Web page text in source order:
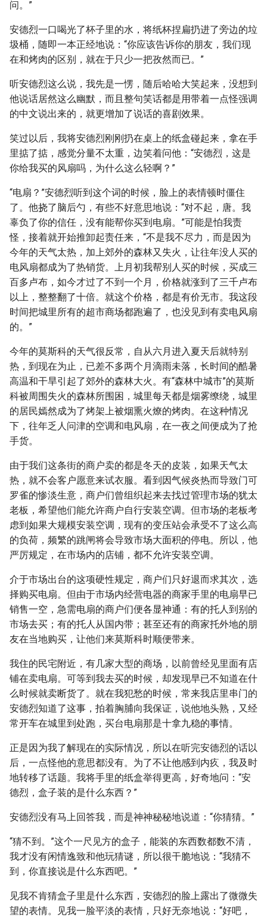
问。”
安德烈一口喝光了杯子里的水，将纸杯捏扁扔进了旁边的垃
圾桶，随即一本正经地说：“你应该告诉你的朋友，我们现
在和烤肉的区别，就在于只少一把孜然而已。”
听安德烈这么说，我先是一愣，随后哈哈大笑起来，没想到
他说话居然这么幽默，而且整句笑话都是用带着一点怪强调
的中文说出来的，就更增加了说话的喜剧效果。
笑过以后，我将安德烈刚刚扔在桌上的纸盒碰起来，拿在手
里掂了掂，感觉分量不太重，边笑着问他：“安德烈，这是
你给我买的风扇吗，为什么这么轻啊？”
“电扇？”安德烈听到这个词的时候，脸上的表情顿时僵住
了。他挠了脑后勺，有些不好意思地说：“对不起，唐。我
辜负了你的信任，没有能帮你买到电扇。”可能是怕我责
怪，接着就开始推卸起责任来，“不是我不尽力，而是因为
今年的天气太热，加上郊外的森林又失火，让往年没人买的
电风扇都成为了热销货。上月初我帮别人买的时候，买成三
百多卢布，如今才过了不到一个月，价格就涨到了三千卢布
以上，整整翻了十倍。就这个价格，都是有价无市。我这段
时间把城里所有的超市商场都跑遍了，也没见到有卖电风扇
的。”
今年的莫斯科的天气很反常，自从六月进入夏天后就特别
热，到现在为止，已差不多两个月滴雨未落，长时间的酷暑
高温和干旱引起了郊外的森林大火。有“森林中城市”的莫斯
科被周围失火的森林所围困，城里每天都是烟雾缭绕，城里
的居民嫣然成为了烤架上被烟熏火燎的烤肉。在这种情况
下，往年乏人问津的空调和电风扇，在一夜之间便成为了抢
手货。
由于我们这条街的商户卖的都是冬天的皮装，如果天气太
热，就不会客户愿意来试衣服。看到因气候炎热而导致门可
罗雀的惨淡生意，商户们曾组织起来去找过管理市场的犹太
老板，希望他们能允许商户自行安装空调。但市场的老板考
虑到如果大规模安装空调，现有的变压站会承受不了这么高
的负荷，频繁的跳闸将会导致市场大面积的停电。所以，他
严厉规定，在市场内的店铺，都不允许安装空调。
介于市场出台的这项硬性规定，商户们只好退而求其次，选
择购买电扇。但由于市场内经营电器的商家手里的电扇早已
销售一空，急需电扇的商户们便各显神通：有的托人到别的
市场去买；有的托人从国内带；甚至还有的商家托外地的朋
友在当地购买，让他们来莫斯科时顺便带来。
我住的民宅附近，有几家大型的商场，以前曾经见里面有店
铺在卖电扇。可等到我去买的时候，却发现早已不知道在什
么时候就卖断货了。就在我犯愁的时候，常来我店里串门的
安德烈知道了这事，拍着胸脯向我保证，说他地头熟，又经
常开车在城里到处跑，买台电扇那是十拿九稳的事情。
正是因为我了解现在的实际情况，所以在听完安德烈的话以
后，一点怪他的意思都没有。为了不让他感到内疚，我及时
地转移了话题。我将手里的纸盒举得更高，好奇地问：“安
德烈，盒子装的是什么东西？”
安德烈没有马上回答我，而是神神秘秘地说道：“你猜猜。”
“猜不到。”这个一尺见方的盒子，能装的东西数都数不清，
我才没有闲情逸致和他玩猜谜，所以很干脆地说：“我猜不
到，你直接说是什么东西吧。”
见我不肯猜盒子里是什么东西，安德烈的脸上露出了微微失
望的表情。见我一脸平淡的表情，只好无奈地说：“好吧，